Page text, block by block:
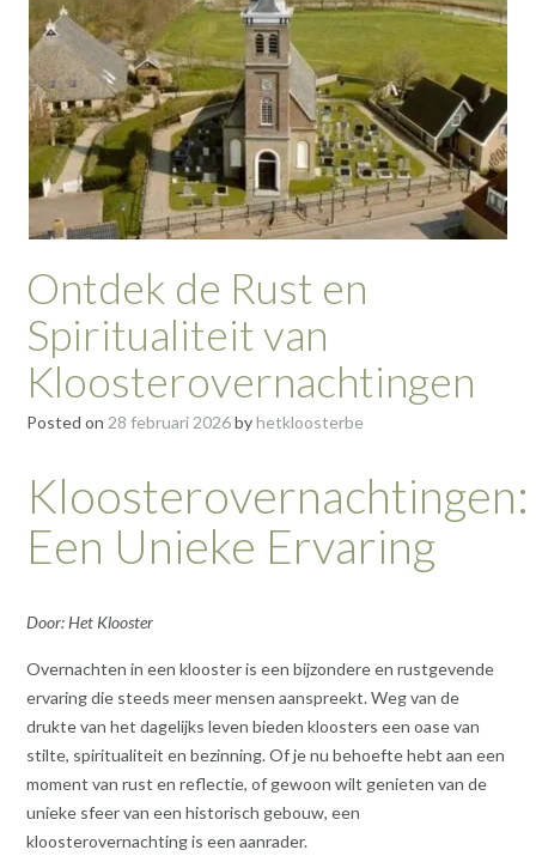
Ontdek de Rust en
Spiritualiteit van
Kloosterovernachtingen
Posted on 28 februari 2026byhetkloosterbe
Kloosterovernachtingen:
Een Unieke Ervaring
Door: Het Klooster
Overnachten in een klooster is een bijzondere en rustgevende
ervaring die steeds meer mensen aanspreekt. Weg van de
drukte van het dagelijks leven bieden kloosters een oase van
stilte, spiritualiteit en bezinning. Of je nu behoefte hebt aan een
moment van rust en reflectie, of gewoon wilt genieten van de
unieke sfeer van een historisch gebouw, een
kloosterovernachting is een aanrader.